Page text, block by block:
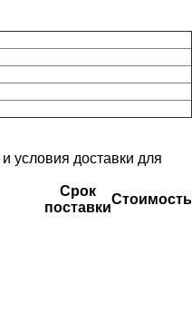
условия доставки для
Срок
поставки
Стоимость